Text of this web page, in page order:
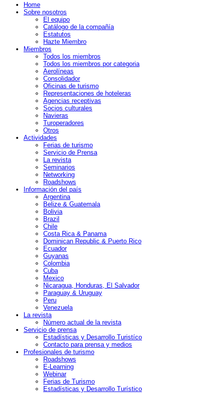
Home
Sobre nosotros
El equipo
Catálogo de la compañía
Estatutos
Hazte Miembro
Miembros
Todos los miembros
Todos los miembros por categoria
Aerolíneas
Consolidador
Oficinas de turismo
Representaciones de hoteleras
Agencias receptivas
Socios culturales
Navieras
Turoperadores
Otros
Actividades
Ferias de turismo
Servicio de Prensa
La revista
Seminarios
Networking
Roadshows
Información del país
Argentina
Belize & Guatemala
Bolivia
Brazil
Chile
Costa Rica & Panama
Dominican Republic & Puerto Rico
Ecuador
Guyanas
Colombia
Cuba
Mexico
Nicaragua, Honduras, El Salvador
Paraguay & Uruguay
Peru
Venezuela
La revista
Número actual de la revista
Servicio de prensa
Estadísticas y Desarrollo Turistíco
Contacto para prensa y medios
Profesionales de turismo
Roadshows
E-Learning
Webinar
Ferias de Turismo
Estadísticas y Desarrollo Turístico